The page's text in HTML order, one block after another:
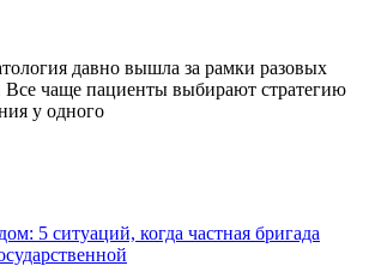
давно вышла за рамки разовых
Все чаще пациенты выбирают стратегию
у одного
5 ситуаций, когда частная бригада